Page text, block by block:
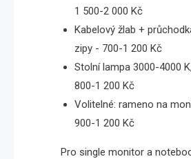
1 500-2 000 Kč
Kabelový žlab +
zipy - 700-1 200 Kč
Stolní lampa 3000-4000
800-1 200 Kč
Volitelné: rameno na
900-1 200 Kč
Pro single monitor a